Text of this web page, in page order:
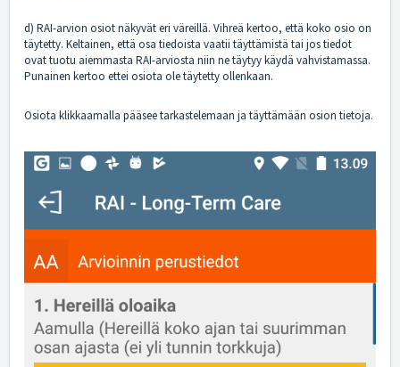
d) RAI-arvion osiot näkyvät eri väreillä. Vihreä kertoo, että koko osio on
täytetty. Keltainen, että osa tiedoista vaatii täyttämistä tai jos tiedot
ovat tuotu aiemmasta RAI-arviosta niin ne täytyy käydä vahvistamassa.
Punainen kertoo ettei osiota ole täytetty ollenkaan.
Osiota klikkaamalla pääsee tarkastelemaan ja täyttämään osion tietoja.